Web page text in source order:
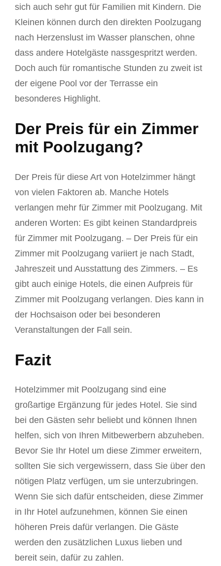
sich auch sehr gut für Familien mit Kindern. Die
Kleinen können durch den direkten Poolzugang
nach Herzenslust im Wasser planschen, ohne
dass andere Hotelgäste nassgespritzt werden.
Doch auch für romantische Stunden zu zweit ist
der eigene Pool vor der Terrasse ein
besonderes Highlight.
Der Preis für ein Zimmer
mit Poolzugang?
Der Preis für diese Art von Hotelzimmer hängt
von vielen Faktoren ab. Manche Hotels
verlangen mehr für Zimmer mit Poolzugang. Mit
anderen Worten: Es gibt keinen Standardpreis
für Zimmer mit Poolzugang. – Der Preis für ein
Zimmer mit Poolzugang variiert je nach Stadt,
Jahreszeit und Ausstattung des Zimmers. – Es
gibt auch einige Hotels, die einen Aufpreis für
Zimmer mit Poolzugang verlangen. Dies kann in
der Hochsaison oder bei besonderen
Veranstaltungen der Fall sein.
Fazit
Hotelzimmer mit Poolzugang sind eine
großartige Ergänzung für jedes Hotel. Sie sind
bei den Gästen sehr beliebt und können Ihnen
helfen, sich von Ihren Mitbewerbern abzuheben.
Bevor Sie Ihr Hotel um diese Zimmer erweitern,
sollten Sie sich vergewissern, dass Sie über den
nötigen Platz verfügen, um sie unterzubringen.
Wenn Sie sich dafür entscheiden, diese Zimmer
in Ihr Hotel aufzunehmen, können Sie einen
höheren Preis dafür verlangen. Die Gäste
werden den zusätzlichen Luxus lieben und
bereit sein, dafür zu zahlen.